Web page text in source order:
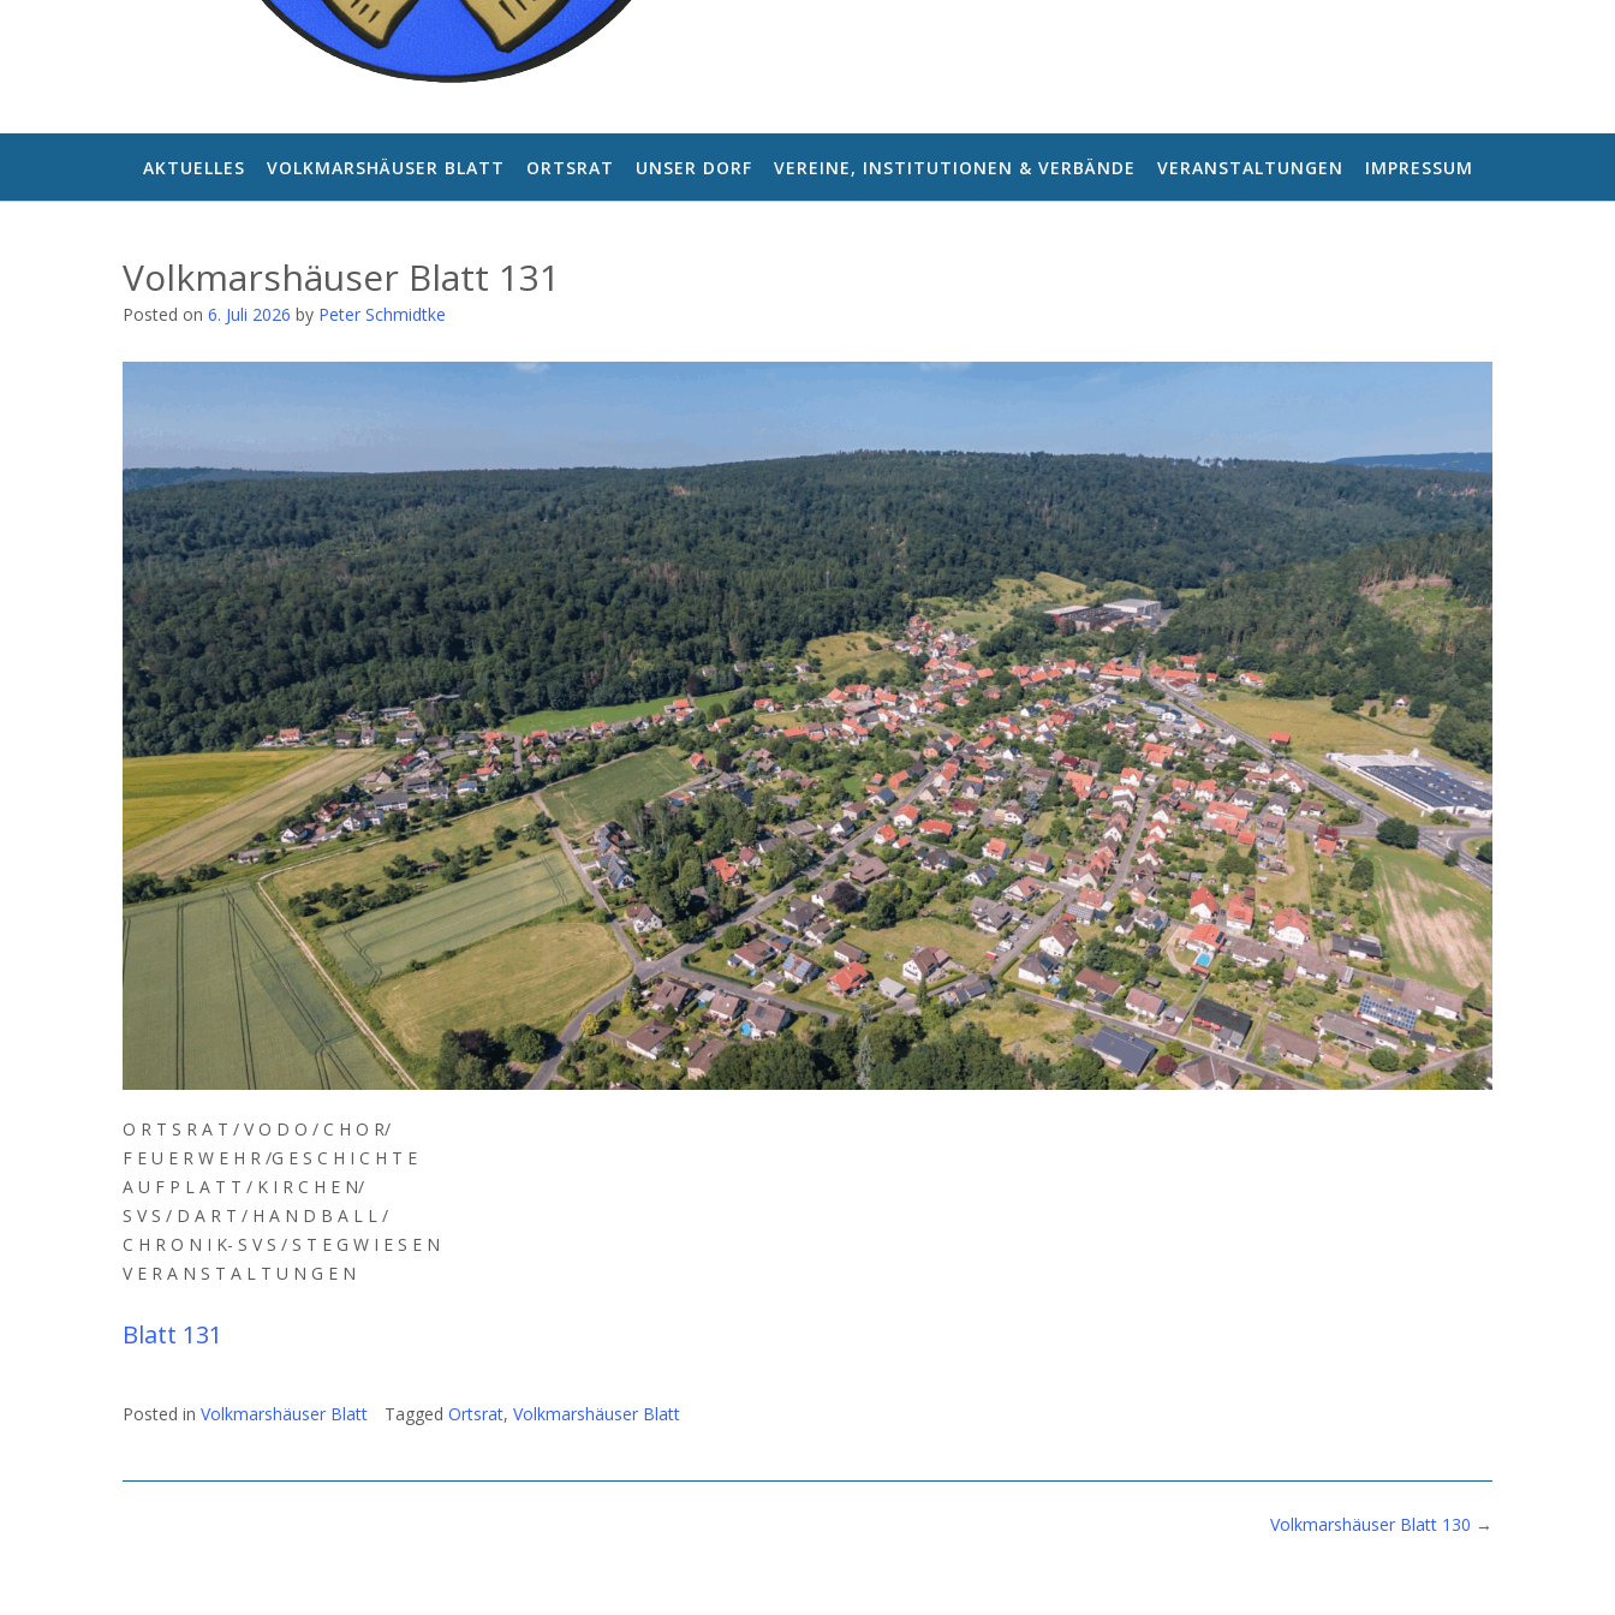
AKTUELLES VOLKMARSHÄUSER BLATT ORTSRAT UNSER DORF VEREINE, INSTITUTIONEN & VERBÄNDE VERANSTALTUNGEN IMPRESSUM
Volkmarshäuser Blatt 131
Posted on 6. Juli 2026 by Peter Schmidtke
O R T S R A T / V O D O / C H O R/
F E U E R W E H R /G E S C H I C H T E
A U F P L A T T / K I R C H E N/
S V S / D A R T / H A N D B A L L /
C H R O N I K- S V S / S T E G W I E S E N
V E R A N S T A L T U N G E N
Blatt 131
Posted in Volkmarshäuser Blatt Tagged Ortsrat, Volkmarshäuser Blatt
Volkmarshäuser Blatt 130 →